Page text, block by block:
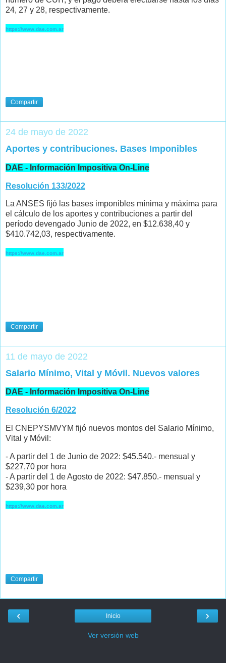
24, 27 y 28, respectivamente.
https://www.dae.com.ar
Compartir
24 de mayo de 2022
Aportes y contribuciones. Bases Imponibles
DAE - Información Impositiva On-Line
Resolución 133/2022
La ANSES fijó las bases imponibles mínima y máxima para
el cálculo de los aportes y contribuciones a partir del
período devengado Junio de 2022, en $12.638,40 y
$410.742,03, respectivamente.
https://www.dae.com.ar
Compartir
11 de mayo de 2022
Salario Mínimo, Vital y Móvil. Nuevos valores
DAE - Información Impositiva On-Line
Resolución 6/2022
El CNEPYSMVYM fijó nuevos montos del Salario Mínimo,
Vital y Móvil:
- A partir del 1 de Junio de 2022: $45.540.- mensual y
$227,70 por hora
- A partir del 1 de Agosto de 2022: $47.850.- mensual y
$239,30 por hora
https://www.dae.com.ar
Compartir
‹ ›
Inicio
Ver versión web